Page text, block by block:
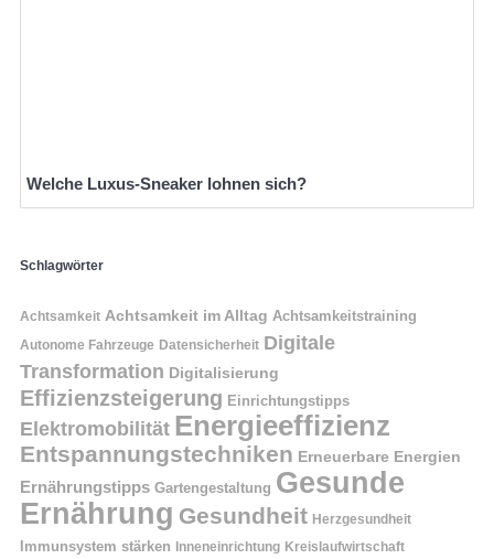
Welche Luxus-Sneaker lohnen sich?
Schlagwörter
Achtsamkeit Achtsamkeit im Alltag Achtsamkeitstraining
Autonome Fahrzeuge Datensicherheit Digitale
Transformation Digitalisierung
Effizienzsteigerung Einrichtungstipps
Elektromobilität Energieeffizienz
Entspannungstechniken Erneuerbare Energien
Ernährungstipps Gartengestaltung Gesunde
Ernährung Gesundheit Herzgesundheit
Immunsystem stärken Inneneinrichtung Kreislaufwirtschaft